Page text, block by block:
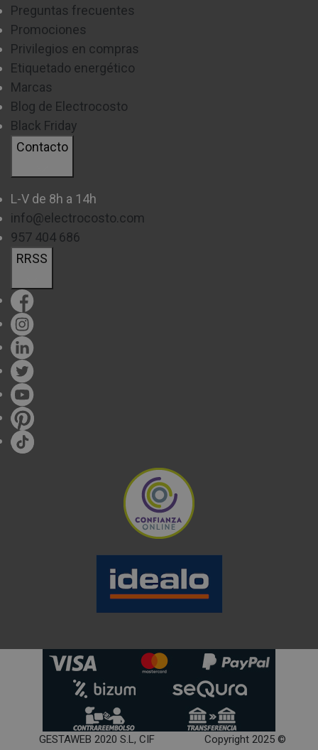
Preguntas frecuentes
Promociones
Privilegios en compras
Etiquetado energético
Marcas
Blog de Electrocosto
Black Friday
Contacto
L-V de 8h a 14h
info@electrocosto.com
957 404 686
RRSS
GESTAWEB 2020 S.L, CIF
Copyright 2025 ©